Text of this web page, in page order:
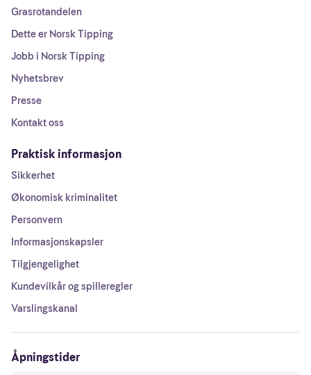
Grasrotandelen
Dette er Norsk Tipping
Jobb i Norsk Tipping
Nyhetsbrev
Presse
Kontakt oss
Praktisk informasjon
Sikkerhet
Økonomisk kriminalitet
Personvern
Informasjonskapsler
Tilgjengelighet
Kundevilkår og spilleregler
Varslingskanal
Åpningstider